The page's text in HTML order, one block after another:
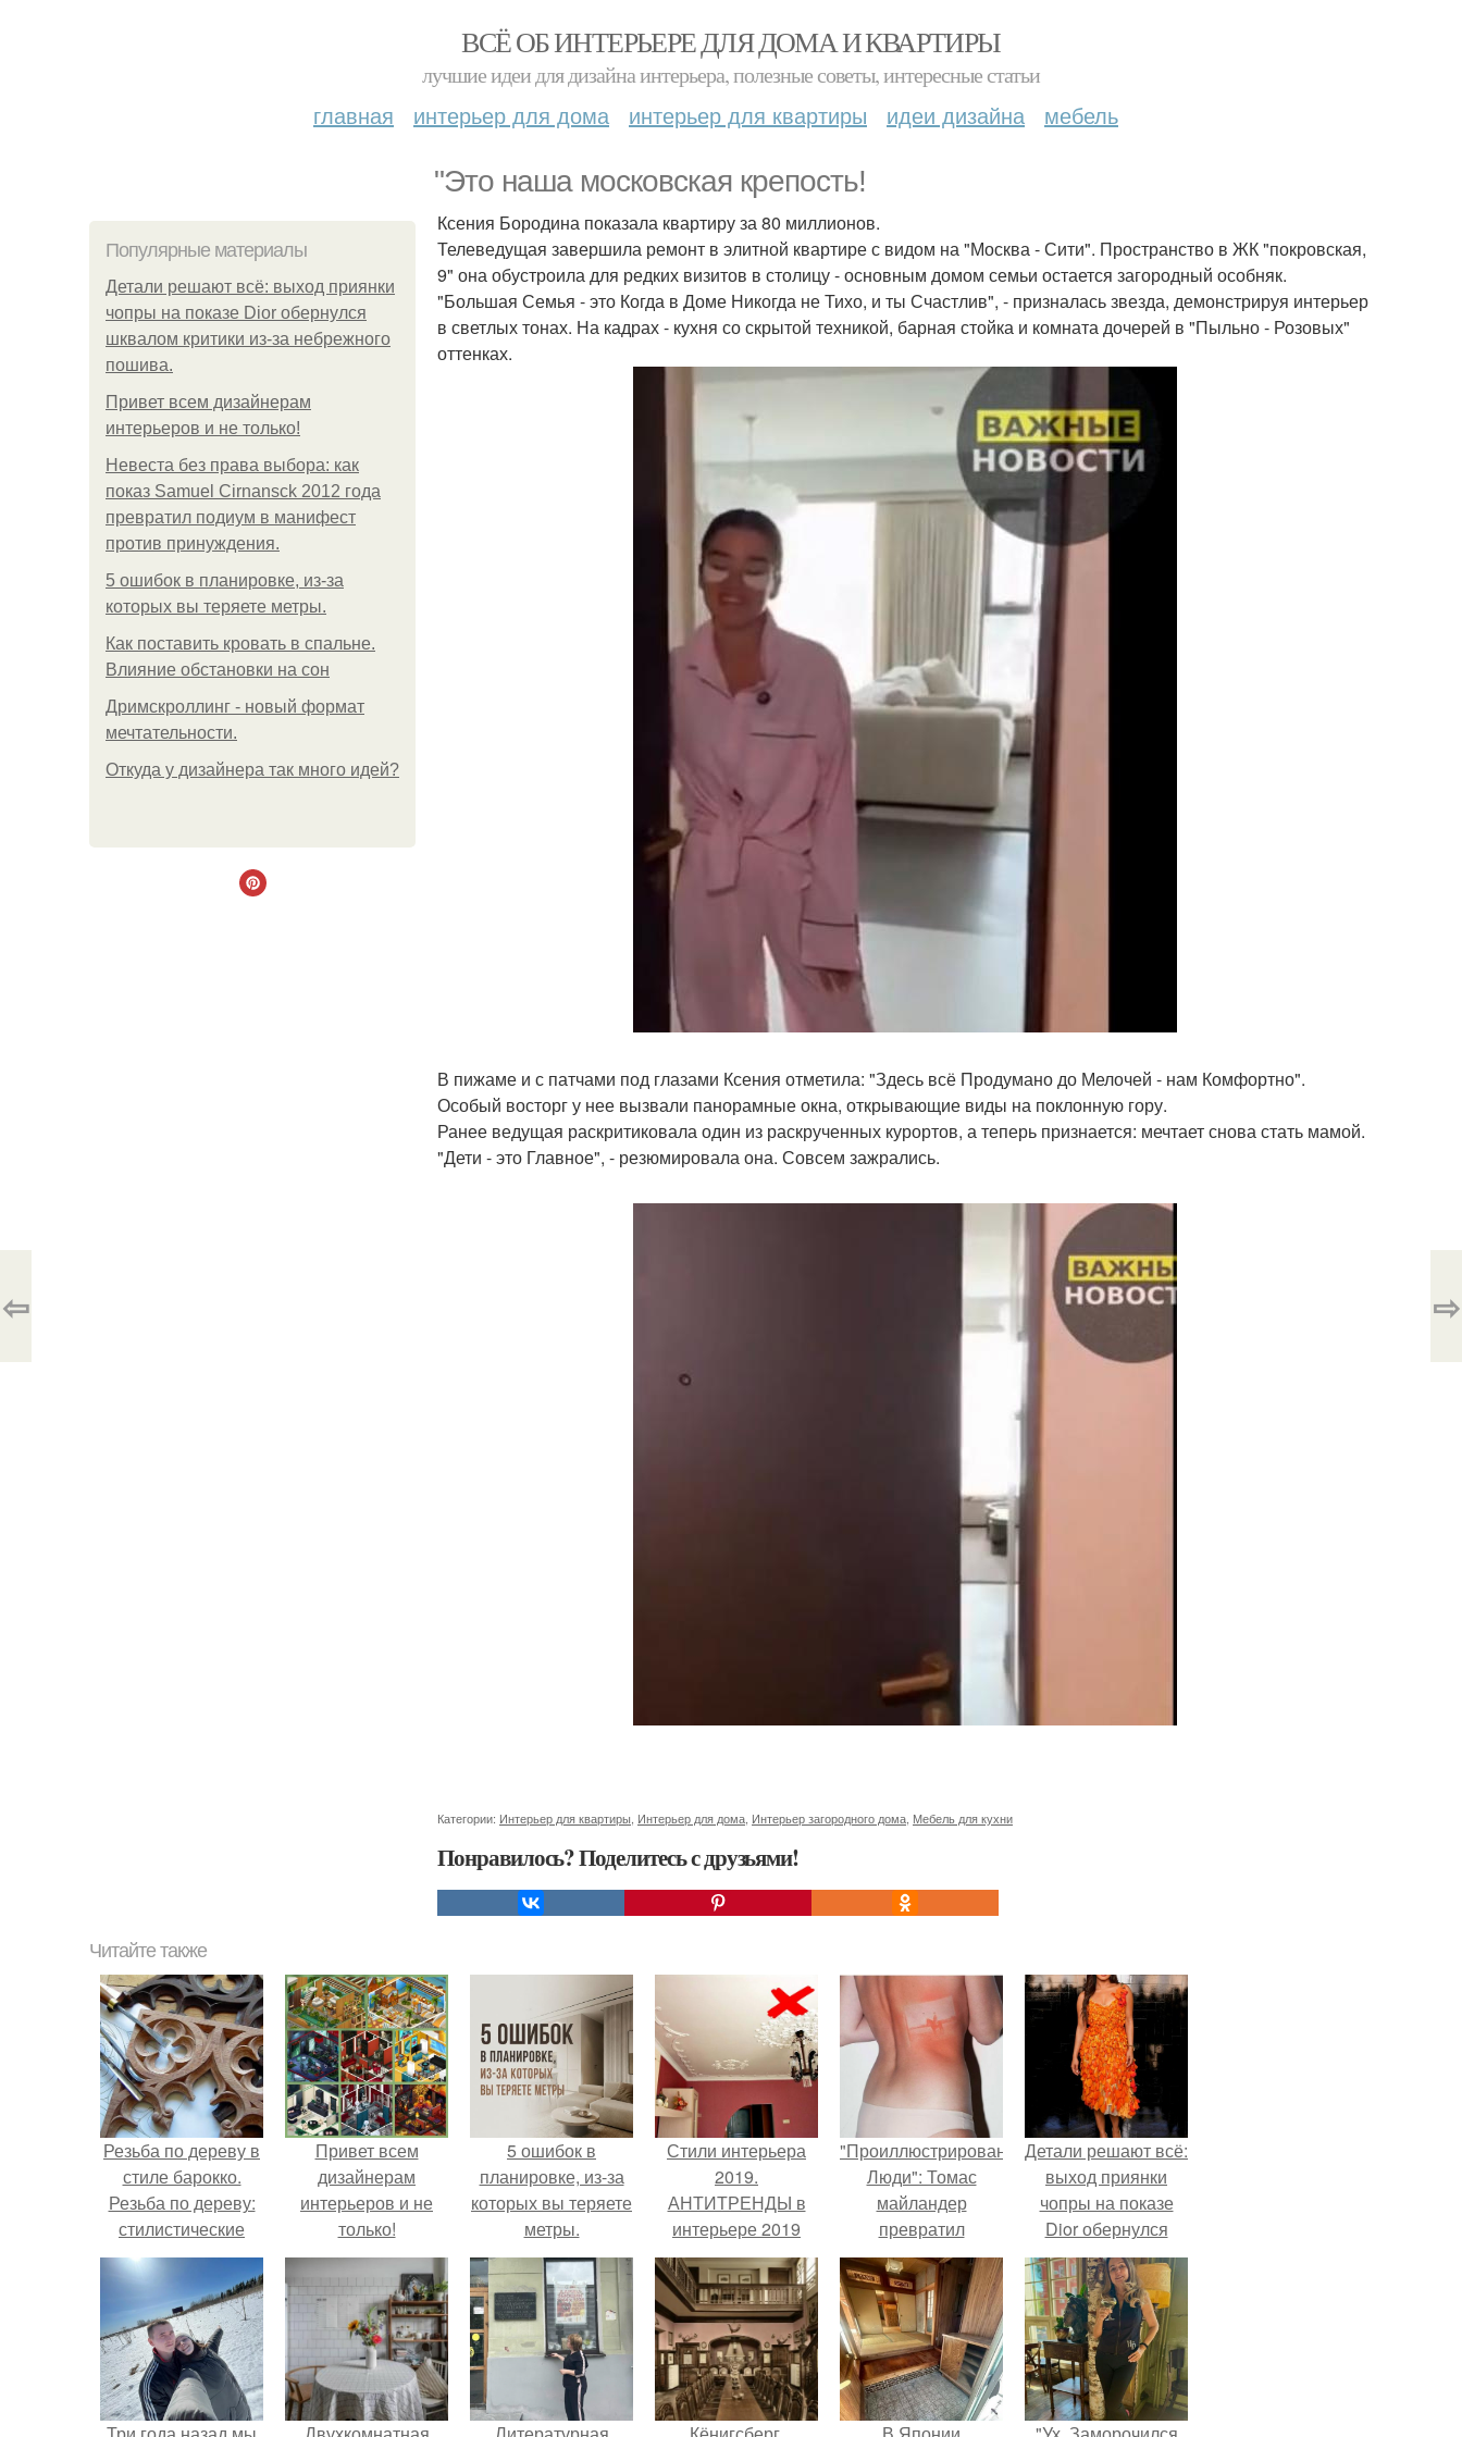
ВСЁ ОБ ИНТЕРЬЕРЕ ДЛЯ ДОМА И КВАРТИРЫ
лучшие идеи для дизайна интерьера, полезные советы, интересные статьи
главная интерьер для дома интерьер для квартиры идеи дизайна мебель
"Это наша московская крепость!
Популярные материалы
Детали решают всё: выход приянки
чопры на показе Dior обернулся
шквалом критики из-за небрежного
пошива.
Привет всем дизайнерам
интерьеров и не только!
Невеста без права выбора: как
показ Samuel Cirnansck 2012 года
превратил подиум в манифест
против принуждения.
5 ошибок в планировке, из-за
которых вы теряете метры.
Как поставить кровать в спальне.
Влияние обстановки на сон
Дримскроллинг - новый формат
мечтательности.
Откуда у дизайнера так много идей?
Ксения Бородина показала квартиру за 80 миллионов.
Телеведущая завершила ремонт в элитной квартире с видом на "Москва - Сити". Пространство в ЖК "покровская,
9" она обустроила для редких визитов в столицу - основным домом семьи остается загородный особняк.
"Большая Семья - это Когда в Доме Никогда не Тихо, и ты Счастлив", - призналась звезда, демонстрируя интерьер
в светлых тонах. На кадрах - кухня со скрытой техникой, барная стойка и комната дочерей в "Пыльно - Розовых"
оттенках.
В пижаме и с патчами под глазами Ксения отметила: "Здесь всё Продумано до Мелочей - нам Комфортно".
Особый восторг у нее вызвали панорамные окна, открывающие виды на поклонную гору.
Ранее ведущая раскритиковала один из раскрученных курортов, а теперь признается: мечтает снова стать мамой.
"Дети - это Главное", - резюмировала она. Совсем зажрались.
Категории: Интерьер для квартиры Интерьер для дома Интерьер загородного дома Мебель для кухни
Понравилось? Поделитесь с друзьями!
⇦ ⇨
Читайте также
Резьба по дереву в
стиле барокко.
Резьба по дереву:
стилистические
направления и
характерные узоры.
Привет всем
дизайнерам
интерьеров и не
только!
5 ошибок в
планировке, из-за
которых вы теряете
метры.
Стили интерьера
2019.
АНТИТРЕНДЫ в
интерьере 2019
года: это не должно
быть в вашей
квартире
"Проиллюстрированные
Люди": Томас
майландер
превратил
солнечные ожоги в
арт - объект.
Детали решают всё:
выход приянки
чопры на показе
Dior обернулся
шквалом критики
из-за небрежного
пошива.